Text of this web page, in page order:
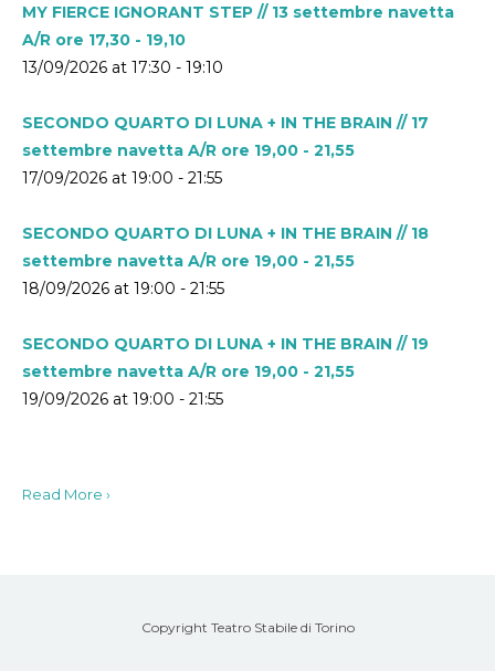
MY FIERCE IGNORANT STEP // 13 settembre navetta
A/R ore 17,30 - 19,10
13/09/2026 at 17:30 - 19:10
SECONDO QUARTO DI LUNA + IN THE BRAIN // 17
settembre navetta A/R ore 19,00 - 21,55
17/09/2026 at 19:00 - 21:55
SECONDO QUARTO DI LUNA + IN THE BRAIN // 18
settembre navetta A/R ore 19,00 - 21,55
18/09/2026 at 19:00 - 21:55
SECONDO QUARTO DI LUNA + IN THE BRAIN // 19
settembre navetta A/R ore 19,00 - 21,55
19/09/2026 at 19:00 - 21:55
Read More ›
Copyright Teatro Stabile di Torino